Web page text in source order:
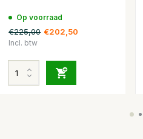
Op voorraad
€225,00 €202,50
Incl. btw